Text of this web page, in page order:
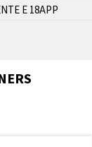
E 18APP